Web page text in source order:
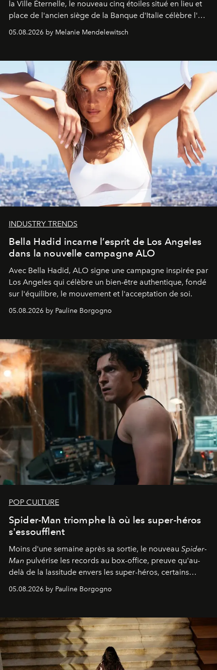
la Ville Éternelle, le nouveau cinq étoiles situé en lieu et
place de l'ancien siège de la Banque d'Italie célèbre l'art
de vivre Romain dans toute son élégance intemporelle.
05.08.2026 by Melanie Mendelewitsch
INDUSTRY TRENDS
Bella Hadid incarne l’esprit de Los Angeles
dans la nouvelle campagne ALO
Avec Bella Hadid, ALO signe une campagne inspirée par
Los Angeles qui célèbre un bien-être authentique, fondé
sur l'équilibre, le mouvement et l'acceptation de soi.
05.08.2026 by Pauline Borgogno
POP CULTURE
Spider-Man triomphe là où les super-héros
s'essoufflent
Moins d'une semaine après sa sortie, le nouveau Spider-
Man pulvérise les records au box-office, preuve qu'au-
delà de la lassitude envers les super-héros, certains
personnages continuent de susciter une ferveur intacte.
05.08.2026 by Pauline Borgogno